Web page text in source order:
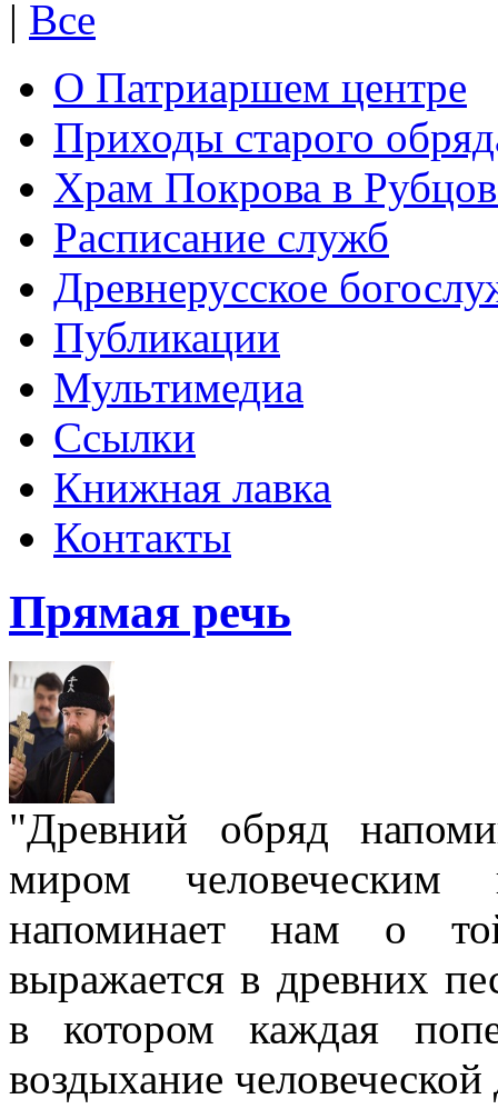
| Все
О Патриаршем центре
Приходы старого
Храм Покрова в
Расписание служб
Древнерусское
Публикации
Мультимедиа
Ссылки
Книжная лавка
Контакты
Прямая речь
"Древний обряд
миром
напоминает нам о
выражается в древних
в котором каждая
воздыхание